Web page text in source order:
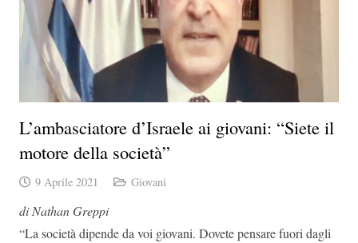
L’ambasciatore d’Israele ai giovani: “Siete il
motore della società”
9 Aprile 2021 Giovani
di Nathan Greppi
“La società dipende da voi giovani. Dovete pensare fuori dagli